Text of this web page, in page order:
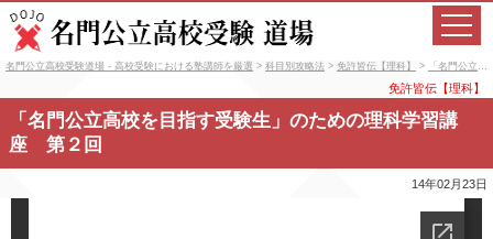
名門公立高校受験道場 - 高校受験における塾講師を厳選 > 科目別攻略法 > 免許皆伝【理科】 > 「名門公立高校を目指す受験生」のための理科学習講座 第２回
免許皆伝【理科】
「名門公立高校を目指す受験生」のための理科学習講
座 第２回
14年02月23日